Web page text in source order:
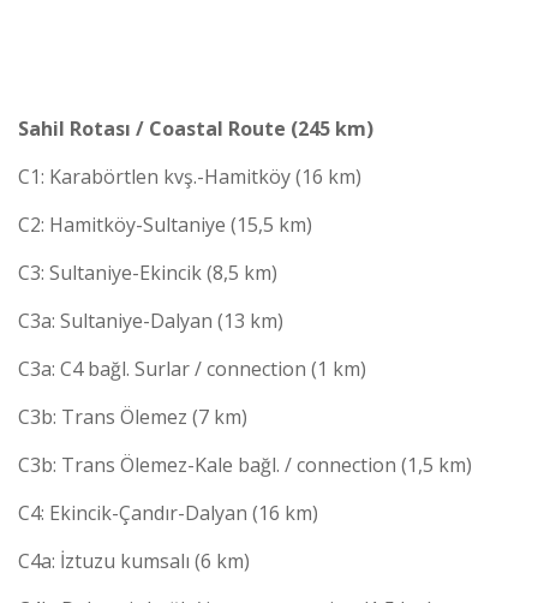
Sahil Rotası / Coastal Route (245 km)
C1: Karabörtlen kvş.-Hamitköy (16 km)
C2: Hamitköy-Sultaniye (15,5 km)
C3: Sultaniye-Ekincik (8,5 km)
C3a: Sultaniye-Dalyan (13 km)
C3a: C4 bağl. Surlar / connection (1 km)
C3b: Trans Ölemez (7 km)
C3b: Trans Ölemez-Kale bağl. / connection (1,5 km)
C4: Ekincik-Çandır-Dalyan (16 km)
C4a: İztuzu kumsalı (6 km)